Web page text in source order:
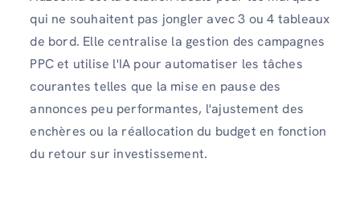
qui ne souhaitent pas jongler avec 3 ou 4 tableaux
de bord. Elle centralise la gestion des campagnes
PPC et utilise l'IA pour automatiser les tâches
courantes telles que la mise en pause des
annonces peu performantes, l'ajustement des
enchères ou la réallocation du budget en fonction
du retour sur investissement.